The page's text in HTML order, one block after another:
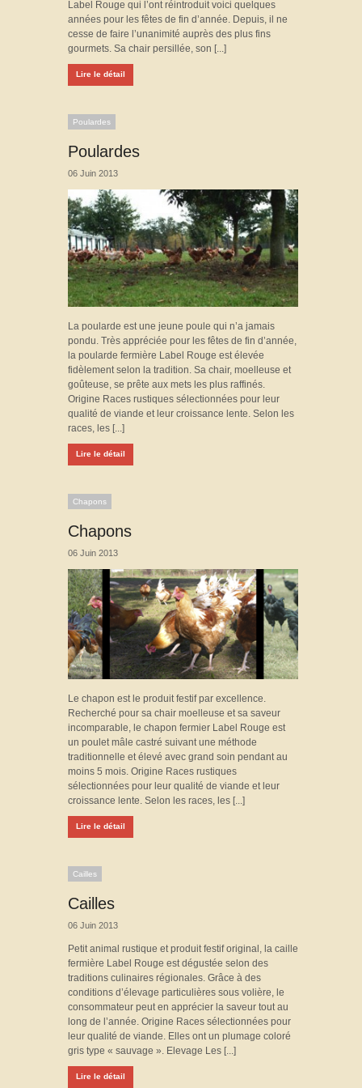
Label Rouge qui l’ont réintroduit voici quelques
années pour les fêtes de fin d’année. Depuis, il ne
cesse de faire l’unanimité auprès des plus fins
gourmets. Sa chair persillée, son [...]
Lire le détail
Poulardes
Poulardes
06 Juin 2013
La poularde est une jeune poule qui n’a jamais
pondu. Très appréciée pour les fêtes de fin d’année,
la poularde fermière Label Rouge est élevée
fidèlement selon la tradition. Sa chair, moelleuse et
goûteuse, se prête aux mets les plus raffinés.
Origine Races rustiques sélectionnées pour leur
qualité de viande et leur croissance lente. Selon les
races, les [...]
Lire le détail
Chapons
Chapons
06 Juin 2013
Le chapon est le produit festif par excellence.
Recherché pour sa chair moelleuse et sa saveur
incomparable, le chapon fermier Label Rouge est
un poulet mâle castré suivant une méthode
traditionnelle et élevé avec grand soin pendant au
moins 5 mois. Origine Races rustiques
sélectionnées pour leur qualité de viande et leur
croissance lente. Selon les races, les [...]
Lire le détail
Cailles
Cailles
06 Juin 2013
Petit animal rustique et produit festif original, la caille
fermière Label Rouge est dégustée selon des
traditions culinaires régionales. Grâce à des
conditions d’élevage particulières sous volière, le
consommateur peut en apprécier la saveur tout au
long de l’année. Origine Races sélectionnées pour
leur qualité de viande. Elles ont un plumage coloré
gris type « sauvage ». Elevage Les [...]
Lire le détail